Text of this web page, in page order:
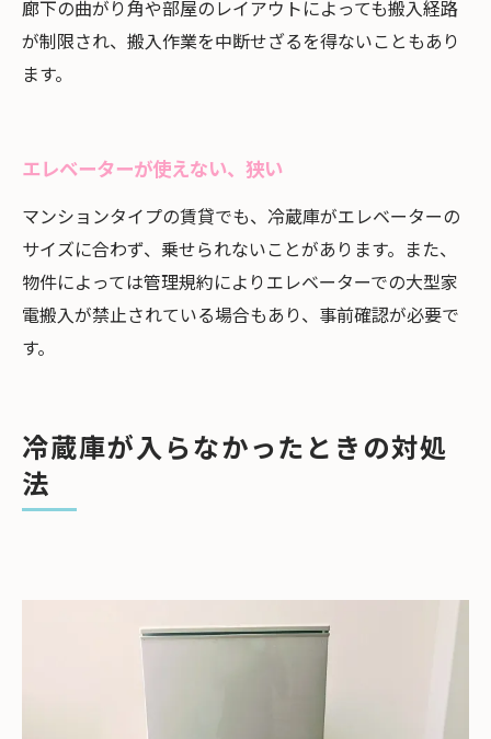
廊下の曲がり角や部屋のレイアウトによっても搬入経路
が制限され、搬入作業を中断せざるを得ないこともあり
ます。
エレベーターが使えない、狭い
マンションタイプの賃貸でも、冷蔵庫がエレベーターの
サイズに合わず、乗せられないことがあります。また、
物件によっては管理規約によりエレベーターでの大型家
電搬入が禁止されている場合もあり、事前確認が必要で
す。
冷蔵庫が入らなかったときの対処
法